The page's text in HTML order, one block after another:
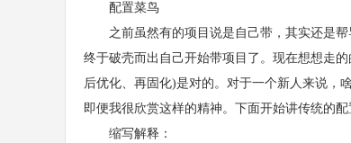
配置菜鸟
之前虽然有的项目说是自己带，其实还是帮
终于破壳而出自己开始带项目了。现在想想走
后优化、再固化)是对的。对于一个新人来说，
即便我很欣赏这样的精神。下面开始讲传统的配
缩写解释：